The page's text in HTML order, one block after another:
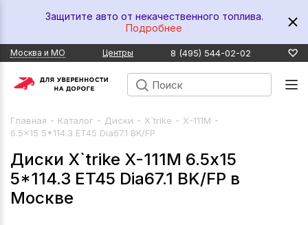
Защитите авто от некачественного топлива.
Подробнее
Москва и МО Центры 8 (495) 544-02-02
Главная - Каталог - Диски - X`trike - X-111М -
6.5x15 5*114.3 ET45 Dia67.1 BK/FP
Диски X`trike X-111М 6.5x15
5*114.3 ET45 Dia67.1 BK/FP в
Москве